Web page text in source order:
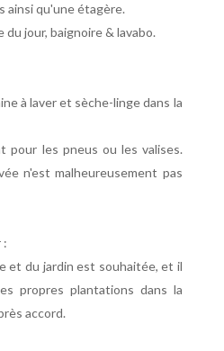
ainsi qu'une étagère.
du jour, baignoire & lavabo.
à laver et sèche-linge dans la
pour les pneus ou les valises.
n'est malheureusement pas
:
et du jardin est souhaitée, et il
propres plantations dans la
accord.